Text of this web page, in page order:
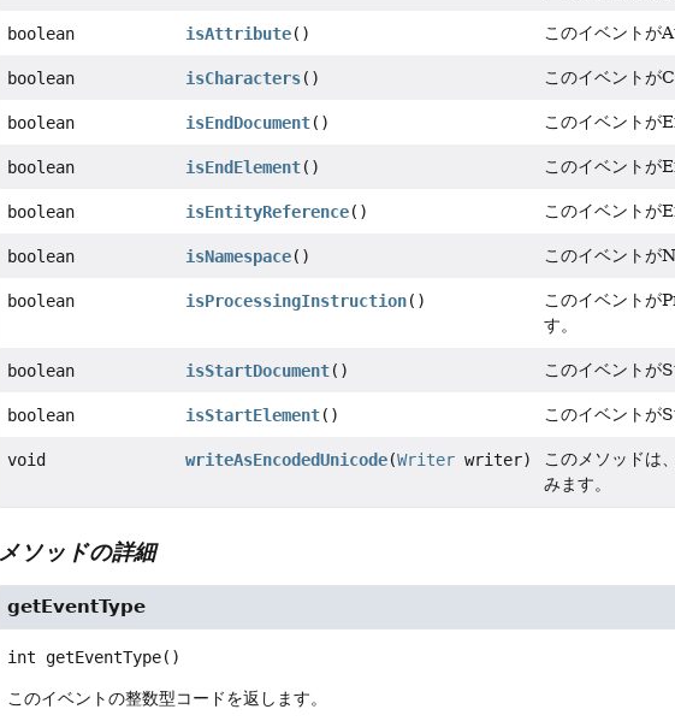
boolean isAttribute() このイベントが
boolean isCharacters() このイベントが
boolean isEndDocument() このイベントが
boolean isEndElement() このイベントが
boolean isEntityReference() このイベントが
boolean isNamespace() このイベントが
boolean isProcessingInstruction()
このイベントが
す。
boolean isStartDocument() このイベントが
boolean isStartElement() このイベントが
void writeAsEncodedUnicode(Writerwriter)
このメソッドは
みます。
メソッドの詳細
getEventType
int getEventType()
このイベントの整数型コードを返します。